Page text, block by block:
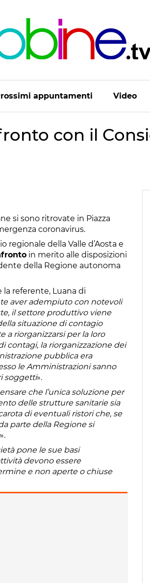
appuntamenti Video
con il
si sono ritrovate in Piazza
coronavirus.
regionale della Valle d’Aosta e
in merito alle disposizioni
della Regione autonoma
la referente, Luana di
aver adempiuto con notevoli
il settore produttivo viene
situazione di contagio
a riorganizzarsi per la loro
contagi, la riorganizzazione dei
pubblica era
le Amministrazioni sanno
soggetti».
che l’unica soluzione per
delle strutture sanitarie sia
di eventuali ristori che, se
parte della Regione si
».
pone le sue basi
devono essere
e non aperte o chiuse